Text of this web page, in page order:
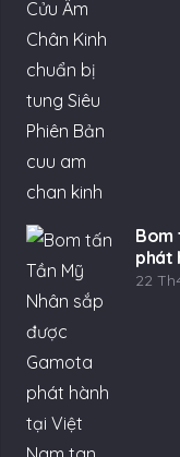
Bom
phát
22